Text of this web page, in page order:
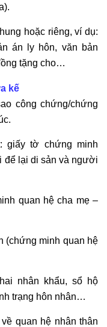
hoặc riêng, ví dụ:
án ly hôn, văn bản
tặng cho…
kế
công chứng/chứng
giấy tờ chứng minh
để lại di sản và người
quan hệ cha mẹ –
(chứng minh quan hệ
nhân khẩu, sổ hộ
trạng hôn nhân…
quan hệ nhân thân